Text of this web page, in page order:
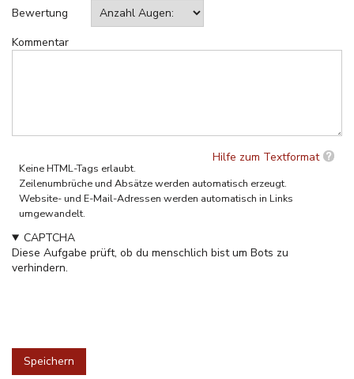
Bewertung
Kommentar
Hilfe zum Textformat
Keine HTML-Tags erlaubt.
Zeilenumbrüche und Absätze werden automatisch erzeugt.
Website- und E-Mail-Adressen werden automatisch in Links
umgewandelt.
CAPTCHA
Diese Aufgabe prüft, ob du menschlich bist um Bots zu
verhindern.